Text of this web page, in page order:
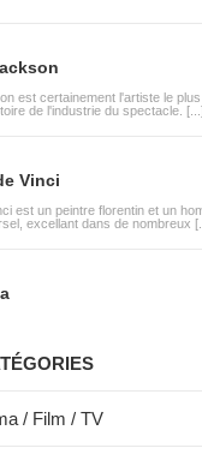
est certainement l'artiste le plus
de l'industrie du spectacle. [...]
Vinci
est un peintre florentin et un
excellant dans de nombreux
/ Film / TV